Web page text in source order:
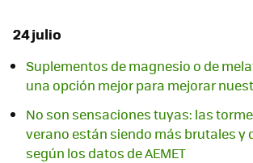
24 julio
Suplementos de magnesio o de
una opción mejor para mejorar
No son sensaciones tuyas: las
verano están siendo más brutales y
según los datos de AEMET